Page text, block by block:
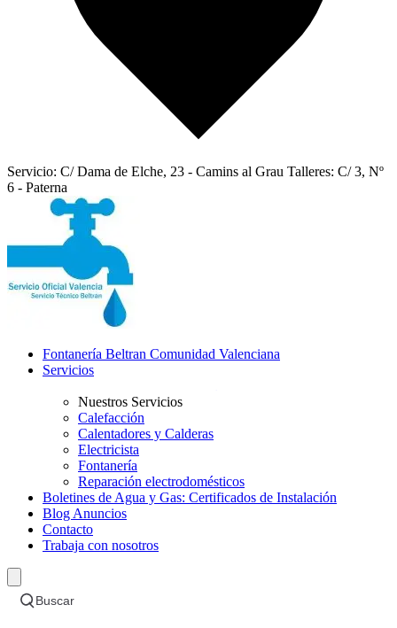
Servicio: C/ Dama de Elche, 23 - Camins al Grau Talleres: C/ 3, Nº
6 - Paterna
Fontanería Beltran Comunidad Valenciana
Servicios
Nuestros Servicios
Calefacción
Calentadores y Calderas
Electricista
Fontanería
Reparación electrodomésticos
Boletines de Agua y Gas: Certificados de Instalación
Blog Anuncios
Contacto
Trabaja con nosotros
Buscar